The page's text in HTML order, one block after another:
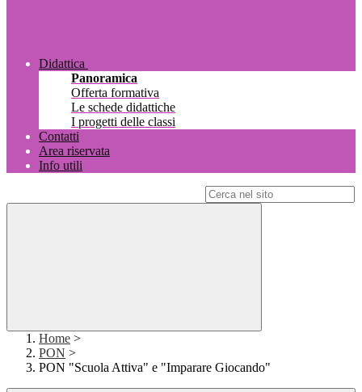
Didattica
Panoramica
Offerta formativa
Le schede didattiche
I progetti delle classi
Contatti
Area riservata
Info utili
Home >
PON >
PON "Scuola Attiva" e "Imparare Giocando"